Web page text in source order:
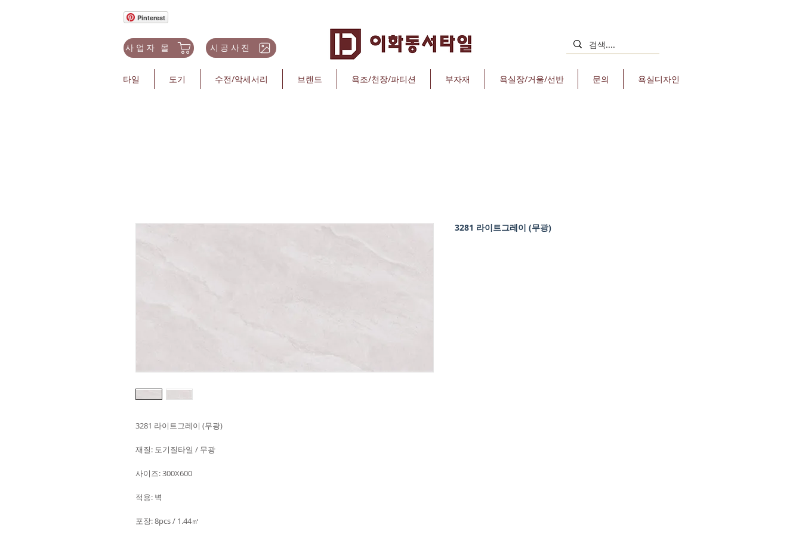
Pinterest
사업자 몰 시공사진
타일 도기 수전/악세서리 브랜드 욕조/천장/파티션 부자재 욕실장/거울/선반 문의 욕실디자인
3281 라이트그레이 (무광)
재질: 도기질타일 / 무광
사이즈: 300X600
적용: 벽
포장: 8pcs / 1.44㎡
3281 라이트그레이 (무광)